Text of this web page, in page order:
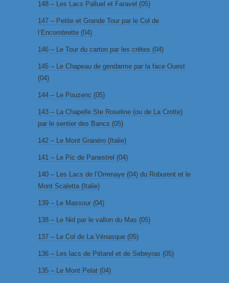
148 – Les Lacs Palluel et Faravel (05)
147 – Petite et Grande Tour par le Col de
l’Encombrette (04)
146 – Le Tour du carton par les crêtes (04)
145 – Le Chapeau de gendarme par la face Ouest
(04)
144 – Le Pouzenc (05)
143 – La Chapelle Ste Roseline (ou de La Crotte)
par le sentier des Bancs (05)
142 – Le Mont Granéro (Italie)
141 – Le Pic de Panestrel (04)
140 – Les Lacs de l’Orrenaye (04) du Roburent et le
Mont Scaletta (Italie)
139 – Le Massour (04)
138 – Le Nid par le vallon du Mas (05)
137 – Le Col de La Vénasque (05)
136 – Les lacs de Pétarel et de Sebeyras (05)
135 – Le Mont Pelat (04)